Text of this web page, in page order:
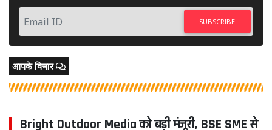
SUBSCRIBE
आपके विचार
Bright Outdoor Media को बड़ी मंजूरी, BSE SME से